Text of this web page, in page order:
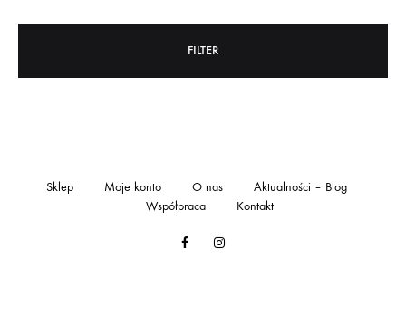
FILTER
FacebookInstagram
Sklep Moje konto O nas
Aktualności – Blog
Współpraca
Kontakt